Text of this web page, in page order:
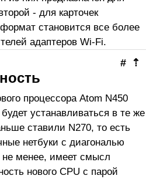
- для карточек
становится все более
адаптеров Wi-Fi.
⇡
#
процессора Atom N450
устанавливаться в те же
ставили N270, то есть
нетбуки с диагональю
менее, имеет смысл
нового CPU с парой